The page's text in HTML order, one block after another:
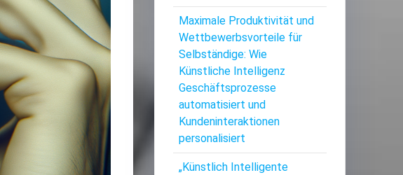
Maximale Produktivität und
Wettbewerbsvorteile für
Selbständige: Wie
Künstliche Intelligenz
Geschäftsprozesse
automatisiert und
Kundeninteraktionen
personalisiert
„Künstlich Intelligente